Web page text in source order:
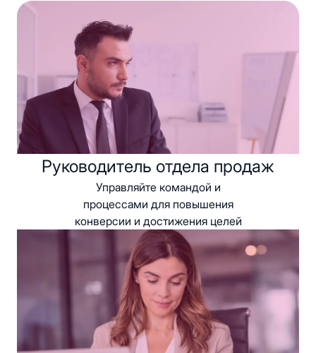
Руководитель отдела продаж
Управляйте командой и
процессами для повышения
конверсии и достижения целей